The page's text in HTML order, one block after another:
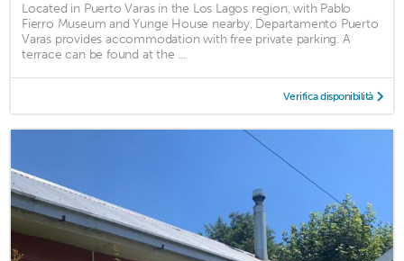
Located in Puerto Varas in the Los Lagos region, with Pablo
Fierro Museum and Yunge House nearby, Departamento Puerto
Varas provides accommodation with free private parking. A
terrace can be found at the ...
Verifica disponibilità